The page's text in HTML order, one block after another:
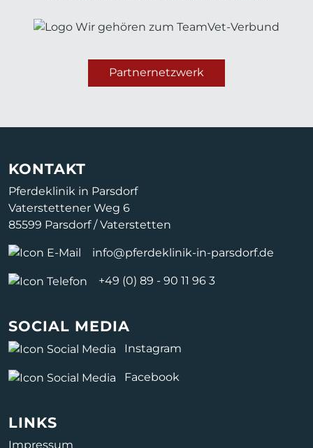
Partnernetzwerk
KONTAKT
Pferdeklinik in Parsdorf
Vaterstettener Weg 6
85599 Parsdorf / Vaterstetten
info@pferdeklinik-in-parsdorf.de
+49 (0) 89 - 90 11 96 3
SOCIAL MEDIA
Instagram
Facebook
LINKS
Impressum